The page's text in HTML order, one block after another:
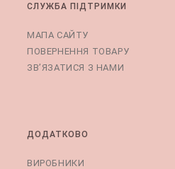
СЛУЖБА ПІДТРИМКИ
МАПА САЙТУ
ПОВЕРНЕННЯ ТОВАРУ
ЗВ’ЯЗАТИСЯ З НАМИ
ДОДАТКОВО
ВИРОБНИКИ